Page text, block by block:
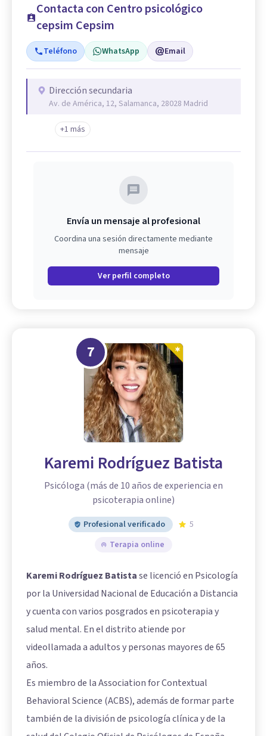
Contacta con Centro psicológico
cepsim Cepsim
Teléfono WhatsApp Email
Dirección secundaria
Av. de América, 12, Salamanca, 28028 Madrid
+1 más
Envía un mensaje al profesional
Coordina una sesión directamente mediante
mensaje
Ver perfil completo
7
Karemi Rodríguez Batista
Psicóloga (más de 10 años de experiencia en
psicoterapia online)
Profesional verificado
5
Terapia online
Karemi Rodríguez Batistase licenció en Psicología
por la Universidad Nacional de Educación a Distancia
y cuenta con varios posgrados en psicoterapia y
salud mental. En el distrito atiende por
videollamada a adultos y personas mayores de 65
años.
Es miembro de la Association for Contextual
Behavioral Science (ACBS), además de formar parte
también de la división de psicología clínica y de la